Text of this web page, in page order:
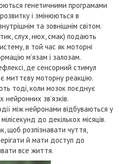
генетичними програмами
і змінюються в
та зовнішнім світом.
слух, нюх, смак) подають
в той час як моторні
м’язам і залозам.
де сенсорний стимул
миттєву моторну реакцію.
тоді, коли мозок поєднує
нейронних зв’язків.
між нейронами відбуваються у
до декількох місяців.
щоб розпізнавати чуття,
й мати доступ до
все життя.